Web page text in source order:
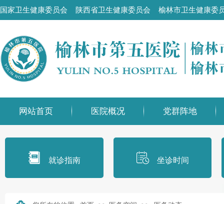
国家卫生健康委员会 陕西省卫生健康委员会 榆林市卫生健康委
网站首页 医院概况 党群阵地
就诊指南 坐诊时间